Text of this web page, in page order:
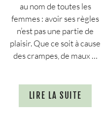
au nom de toutes les
femmes : avoir ses règles
n’est pas une partie de
plaisir. Que ce soit à cause
des crampes, de maux …
LIRE LA SUITE